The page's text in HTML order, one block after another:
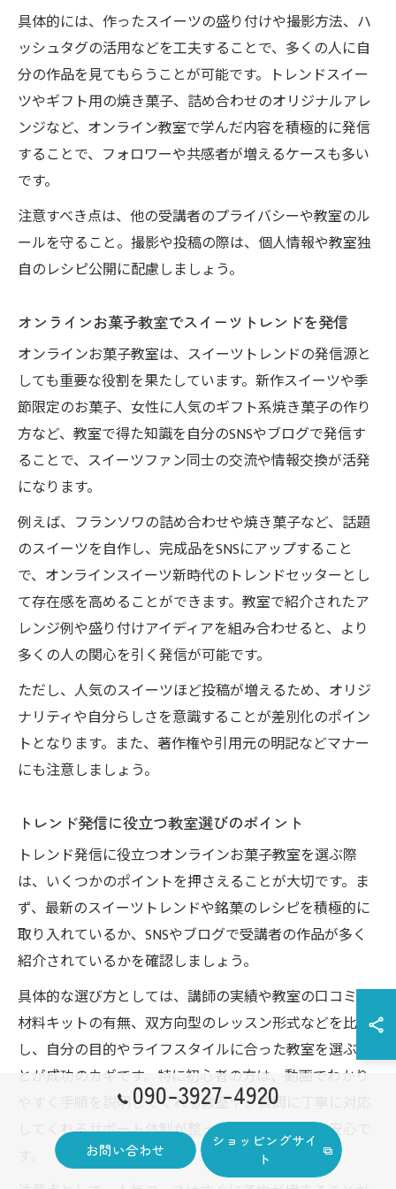
具体的には、作ったスイーツの盛り付けや撮影方法、ハ
ッシュタグの活用などを工夫することで、多くの人に自
分の作品を見てもらうことが可能です。トレンドスイー
ツやギフト用の焼き菓子、詰め合わせのオリジナルアレ
ンジなど、オンライン教室で学んだ内容を積極的に発信
することで、フォロワーや共感者が増えるケースも多い
です。
注意すべき点は、他の受講者のプライバシーや教室のル
ールを守ること。撮影や投稿の際は、個人情報や教室独
自のレシピ公開に配慮しましょう。
オンラインお菓子教室でスイーツトレンドを発信
オンラインお菓子教室は、スイーツトレンドの発信源と
しても重要な役割を果たしています。新作スイーツや季
節限定のお菓子、女性に人気のギフト系焼き菓子の作り
方など、教室で得た知識を自分のSNSやブログで発信す
ることで、スイーツファン同士の交流や情報交換が活発
になります。
例えば、フランソワの詰め合わせや焼き菓子など、話題
のスイーツを自作し、完成品をSNSにアップすること
で、オンラインスイーツ新時代のトレンドセッターとし
て存在感を高めることができます。教室で紹介されたア
レンジ例や盛り付けアイディアを組み合わせると、より
多くの人の関心を引く発信が可能です。
ただし、人気のスイーツほど投稿が増えるため、オリジ
ナリティや自分らしさを意識することが差別化のポイン
トとなります。また、著作権や引用元の明記などマナー
にも注意しましょう。
トレンド発信に役立つ教室選びのポイント
トレンド発信に役立つオンラインお菓子教室を選ぶ際
は、いくつかのポイントを押さえることが大切です。ま
ず、最新のスイーツトレンドや銘菓のレシピを積極的に
取り入れているか、SNSやブログで受講者の作品が多く
紹介されているかを確認しましょう。
具体的な選び方としては、講師の実績や教室の口コミ、
材料キットの有無、双方向型のレッスン形式などを比較
し、自分の目的やライフスタイルに合った教室を選ぶこ
とが成功のカギです。特に初心者の方は、動画でわかり
やすく手順を説明してくれる教室や、質問に丁寧に対応
してくれるサポート体制が整ったところを選ぶと安心で
090-3927-4920
お問い合わせ
ショッピングサイ
ト